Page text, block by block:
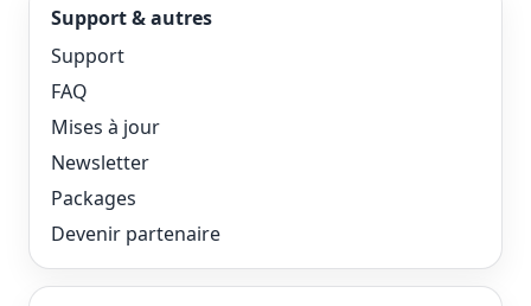
Support & autres
Support
FAQ
Mises à jour
Newsletter
Packages
Devenir partenaire